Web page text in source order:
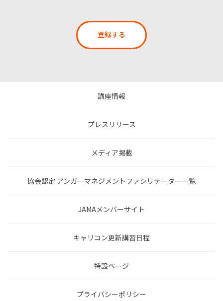
登録する
講座情報
プレスリリース
メディア掲載
協会認定 アンガーマネジメントファシリテーター一覧
JAMAメンバーサイト
キャリコン更新講習日程
特設ページ
プライバシーポリシー